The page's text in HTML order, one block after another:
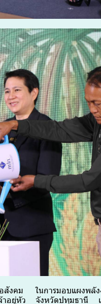
คม ในการมอบแผงพลังง
าอยู่หัว จังหวัดปทุมธานี เ